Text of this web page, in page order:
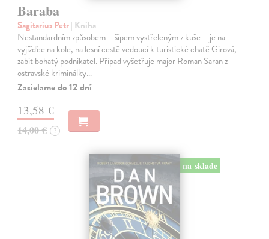
Baraba
Sagitarius Petr| Kniha
Nestandardním způsobem – šípem vystřeleným z kuše – je na
vyjížďce na kole, na lesní cestě vedoucí k turistické chatě Girová,
zabit bohatý podnikatel. Případ vyšetřuje major Roman Saran z
ostravské kriminálky…
Zasielame do 12 dní
13,58 €
14,00 € ?
na sklade